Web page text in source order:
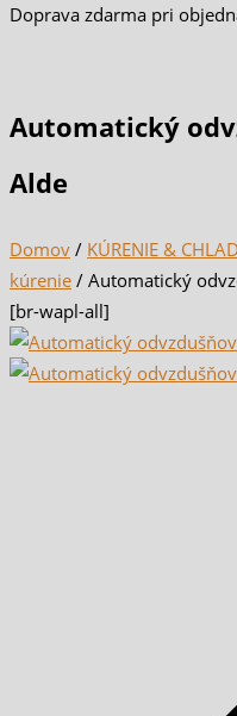
Doprava zdarma pri
Automatický
Alde
Domov / KÚRENIE &
kúrenie / Automatický
[br-wapl-all]